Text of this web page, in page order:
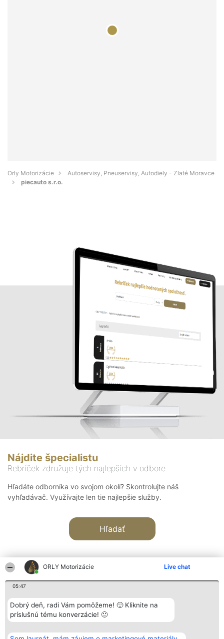
ORLY Motorizácie Live chat
05:47
Dobrý deň, radi Vám pomôžeme! 🙂 Kliknite na
príslušnú tému konverzácie! 🙂
Orly Motorizácie
Autoservisy, Pneuservisy, Autodiely - Zlaté Moravce
piecauto s.r.o.
Nájdite špecialistu
Rebríček združuje tých najlepších v odbore
Hľadáte odborníka vo svojom okolí? Skontrolujte náš
vyhľadávač. Využívajte len tie najlepšie služby.
Hľadať
Organizátor hodnotenia
Bright Side Solutions sp. z o.
o. sp. k.
Wrocław 50-079
Hodnotenie
Laureáti
Lista
Laureatów
Kontakt
Kontakt